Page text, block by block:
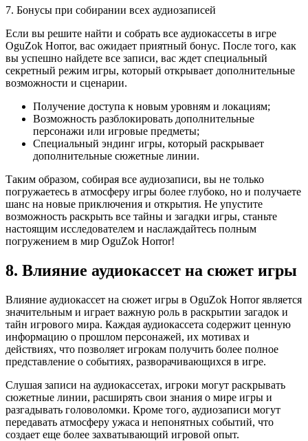
7. Бонусы при собирании всех аудиозаписей
Если вы решите найти и собрать все аудиокассеты в игре
OguZok Horror, вас ожидает приятный бонус. После того, как
вы успешно найдете все записи, вас ждет специальный
секретный режим игры, который открывает дополнительные
возможности и сценарии.
Получение доступа к новым уровням и локациям;
Возможность разблокировать дополнительные
персонажи или игровые предметы;
Специальный эндинг игры, который раскрывает
дополнительные сюжетные линии.
Таким образом, собирая все аудиозаписи, вы не только
погружаетесь в атмосферу игры более глубоко, но и получаете
шанс на новые приключения и открытия. Не упустите
возможность раскрыть все тайны и загадки игры, станьте
настоящим исследователем и наслаждайтесь полным
погружением в мир OguZok Horror!
8. Влияние аудиокассет на сюжет игры
Влияние аудиокассет на сюжет игры в OguZok Horror является
значительным и играет важную роль в раскрытии загадок и
тайн игрового мира. Каждая аудиокассета содержит ценную
информацию о прошлом персонажей, их мотивах и
действиях, что позволяет игрокам получить более полное
представление о событиях, разворачивающихся в игре.
Слушая записи на аудиокассетах, игроки могут раскрывать
сюжетные линии, расширять свои знания о мире игры и
разгадывать головоломки. Кроме того, аудиозаписи могут
передавать атмосферу ужаса и непонятных событий, что
создает еще более захватывающий игровой опыт.